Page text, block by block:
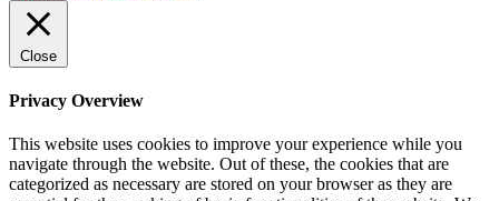
Close
Privacy Overview
This website uses cookies to improve your experience while you
navigate through the website. Out of these, the cookies that are
categorized as necessary are stored on your browser as they are